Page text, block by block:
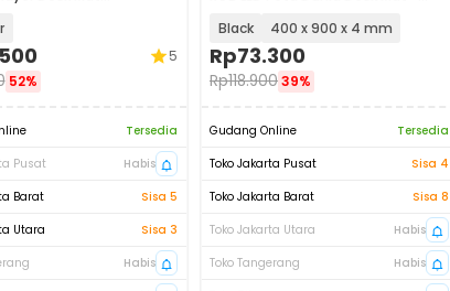
52%
5
Tersedia
Pusat
Habis
Barat
Sisa 5
Utara
Sisa 3
Habis
Black 400 x 900 x 4 mm
Rp73.300
Rp118.90039%
Gudang Online
Tersedia
Toko Jakarta Pusat
Sisa 4
Toko Jakarta Barat
Sisa 8
Toko Jakarta Utara
Habis
Toko Tangerang
Habis